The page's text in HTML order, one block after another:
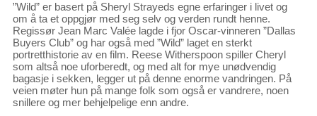
”Wild” er basert på Sheryl Strayeds egne erfaringer i livet og
om å ta et oppgjør med seg selv og verden rundt henne.
Regissør Jean Marc Valée lagde i fjor Oscar-vinneren ”Dallas
Buyers Club” og har også med ”Wild” laget en sterkt
portretthistorie av en film. Reese Witherspoon spiller Cheryl
som altså noe uforberedt, og med alt for mye unødvendig
bagasje i sekken, legger ut på denne enorme vandringen. På
veien møter hun på mange folk som også er vandrere, noen
snillere og mer behjelpelige enn andre.